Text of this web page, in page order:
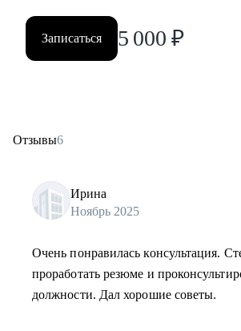
Записаться 5 000 ₽
Отзывы6
Ирина
Ноябрь 2025
Очень понравилась консультация.
проработать резюме и
должности. Дал хорошие советы.